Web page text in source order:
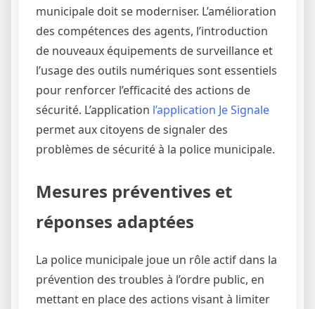
municipale doit se moderniser. L’amélioration
des compétences des agents, l’introduction
de nouveaux équipements de surveillance et
l’usage des outils numériques sont essentiels
pour renforcer l’efficacité des actions de
sécurité. L’application l’application Je Signale
permet aux citoyens de signaler des
problèmes de sécurité à la police municipale.
Mesures préventives et
réponses adaptées
La police municipale joue un rôle actif dans la
prévention des troubles à l’ordre public, en
mettant en place des actions visant à limiter